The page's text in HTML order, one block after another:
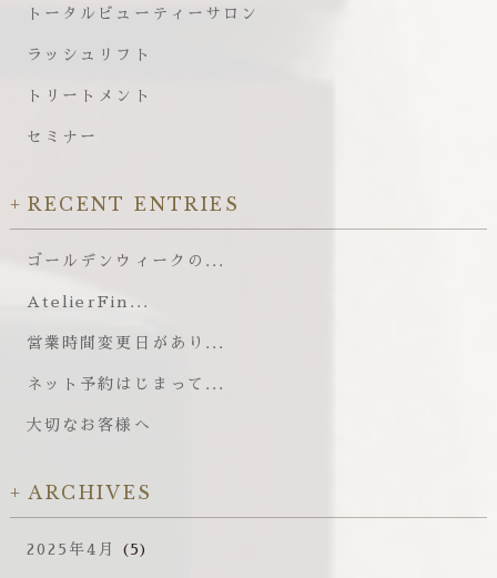
トータルビューティーサロン
ラッシュリフト
トリートメント
セミナー
RECENT ENTRIES
ゴールデンウィークの...
AtelierFin...
営業時間変更日があり...
ネット予約はじまって...
大切なお客様へ
ARCHIVES
2025年4月 (5)